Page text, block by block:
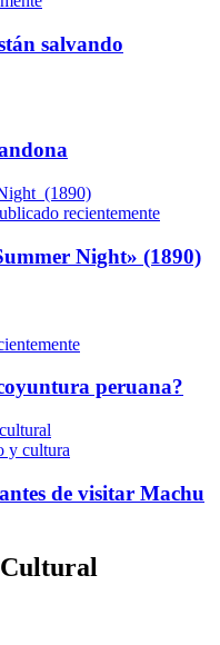
salvando
recientemente
Night» (1890)
peruana?
y cultura
de visitar Machu